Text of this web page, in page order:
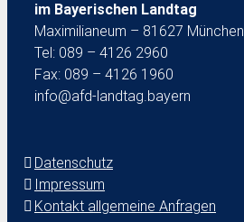
im Bayerischen Landtag
Maximilianeum – 81627 München
Tel: 089 – 4126 2960
Fax: 089 – 4126 1960
info@afd-landtag.bayern
Datenschutz
Impressum
Kontakt allgemeine Anfragen